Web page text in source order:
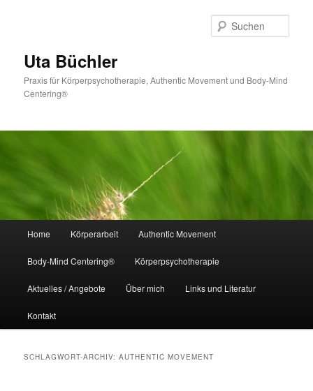
Uta Büchler
Praxis für Körperpsychotherapie, Authentic Movement und Body-Mind
Centering®
Home Körperarbeit Authentic Movement
Body-Mind Centering® Körperpsychotherapie
Aktuelles / Angebote Über mich Links und Literatur
Kontakt
SCHLAGWORT-ARCHIV:AUTHENTIC MOVEMENT